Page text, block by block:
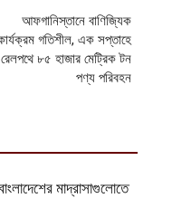
আফগানিস্তানে বাণিজ্যিক
গতিশীল, এক সপ্তাহে
রেলপথে ৮৫ হাজার মেট্রিক টন
পণ্য পরিবহন
মাদ্রাসাগুলোতে